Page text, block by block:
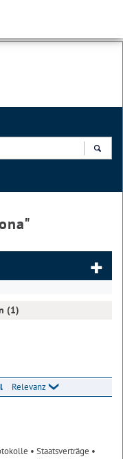
"
(1)
Relevanz
• Staatsverträge •